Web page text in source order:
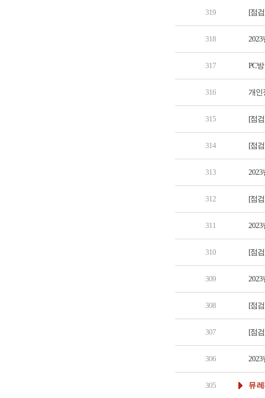
319 [점
318 2023
317 PC
316 개인
315 [점
314 [점
313 2023
312 [점
311 2023
310 [점
309 2023
308 [점
307 [점
306 2023
305 뮤